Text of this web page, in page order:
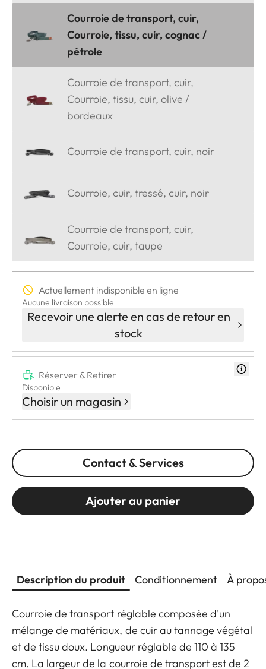
Courroie de transport, cuir,
Courroie, tissu, cuir, cognac /
pétrole
Courroie de transport, cuir,
Courroie, tissu, cuir, olive /
bordeaux
Courroie de transport, cuir, noir
Courroie, cuir, tressé, cuir, noir
Courroie de transport, cuir,
Courroie, cuir, taupe
Actuellement indisponible en ligne
Aucune livraison possible
Recevoir une alerte en cas de retour en
stock
Réserver & Retirer
Disponible
Choisir un magasin
Contact & Services
Ajouter au panier
Description du produit Conditionnement À
Courroie de transport réglable composée d'un
mélange de matériaux, de cuir au tannage végétal
et de tissu doux. Longueur réglable de 110 à 135
cm. La largeur de la courroie de transport est de 2